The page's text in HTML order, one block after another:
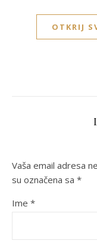
OTKRIJ
Vaša email adresa
su označena sa *
Ime *